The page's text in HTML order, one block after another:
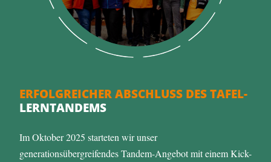
ERFOLGREICHER ABSCHLUSS DES TAFEL-
LERNTANDEMS
Im Oktober 2025 starteten wir unser
generationsübergreifendes Tandem-Angebot mit einem Kick-